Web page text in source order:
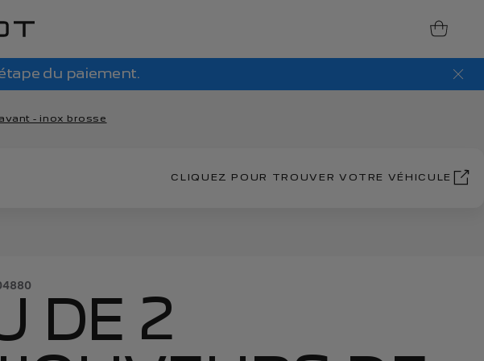
du paiement.
- inox brosse
CLIQUEZ POUR TROUVER VOTRE VÉHICULE
DE 2